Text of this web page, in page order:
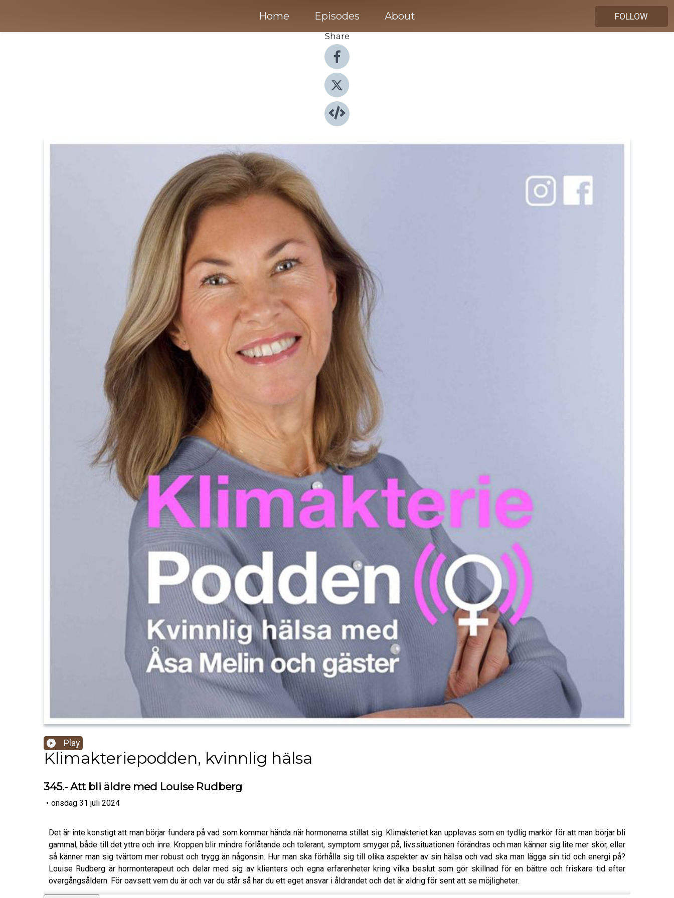
Home Episodes About
FOLLOW
Share
Play
Klimakteriepodden, kvinnlig hälsa
345.- Att bli äldre med Louise Rudberg
• onsdag 31 juli 2024
Det är inte konstigt att man börjar fundera på vad som kommer hända när hormonerna stillat sig. Klimakteriet kan upplevas som en tydlig markör för att man börjar bli
gammal, både till det yttre och inre. Kroppen blir mindre förlåtande och tolerant, symptom smyger på, livssituationen förändras och man känner sig lite mer skör, eller
så känner man sig tvärtom mer robust och trygg än någonsin. Hur man ska förhålla sig till olika aspekter av sin hälsa och vad ska man lägga sin tid och energi på?
Louise Rudberg är hormonterapeut och delar med sig av klienters och egna erfarenheter kring vilka beslut som gör skillnad för en bättre och friskare tid efter
övergångsåldern. För oavsett vem du är och var du står så har du ett eget ansvar i åldrandet och det är aldrig för sent att se möjligheter.